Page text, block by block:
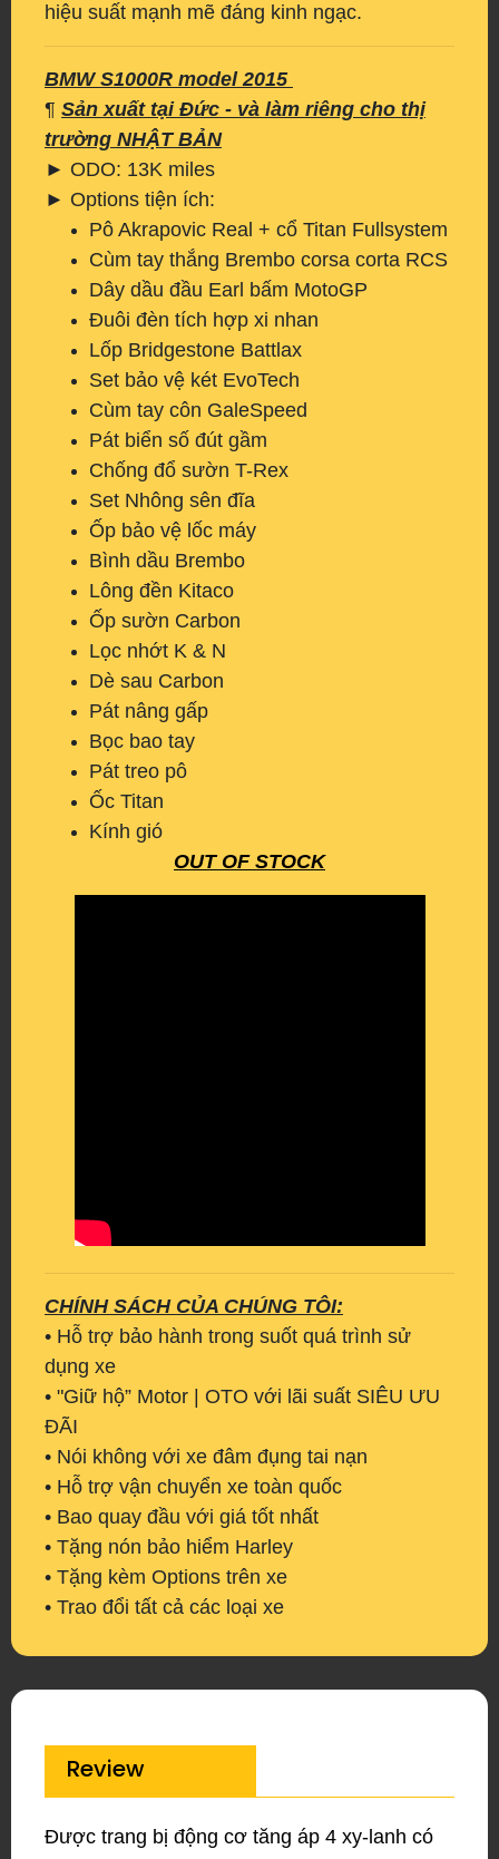
hiệu suất mạnh mẽ đáng kinh ngạc.
BMW S1000R model 2015
¶ Sản xuất tại Đức - và làm riêng cho thị
trường NHẬT BẢN
► ODO: 13K miles
► Options tiện ích:
Pô Akrapovic Real + cổ Titan Fullsystem
Cùm tay thắng Brembo corsa corta RCS
Dây dầu đầu Earl bấm MotoGP
Đuôi đèn tích hợp xi nhan
Lốp Bridgestone Battlax
Set bảo vệ két EvoTech
Cùm tay côn GaleSpeed
Pát biển số đút gầm
Chống đổ sườn T-Rex
Set Nhông sên đĩa
Ốp bảo vệ lốc máy
Bình dầu Brembo
Lông đền Kitaco
Ốp sườn Carbon
Lọc nhớt K & N
Dè sau Carbon
Pát nâng gấp
Bọc bao tay
Pát treo pô
Ốc Titan
Kính gió
OUT OF STOCK
CHÍNH SÁCH CỦA CHÚNG TÔI:
• Hỗ trợ bảo hành trong suốt quá trình sử
dụng xe
• "Giữ hộ” Motor | OTO với lãi suất SIÊU ƯU
ĐÃI
• Nói không với xe đâm đụng tai nạn
• Hỗ trợ vận chuyển xe toàn quốc
• Bao quay đầu với giá tốt nhất
• Tặng nón bảo hiểm Harley
• Tặng kèm Options trên xe
• Trao đổi tất cả các loại xe
Review
Được trang bị động cơ tăng áp 4 xy-lanh có